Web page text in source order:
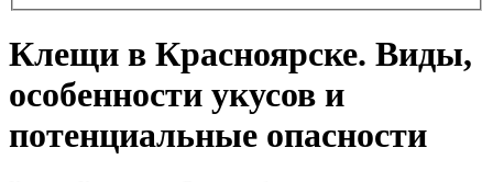
Клещи в Красноярске. Виды,
особенности укусов и
потенциальные опасности